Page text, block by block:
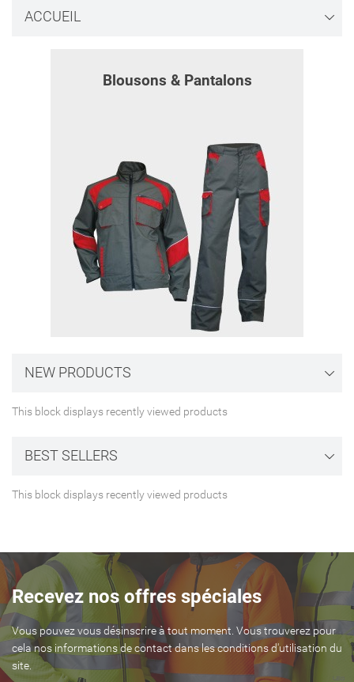
ACCUEIL
Blousons & Pantalons
NEW PRODUCTS
This block displays recently viewed products
BEST SELLERS
This block displays recently viewed products
Recevez nos offres spéciales
Vous pouvez vous désinscrire à tout moment. Vous trouverez pour
cela nos informations de contact dans les conditions d'utilisation du
site.